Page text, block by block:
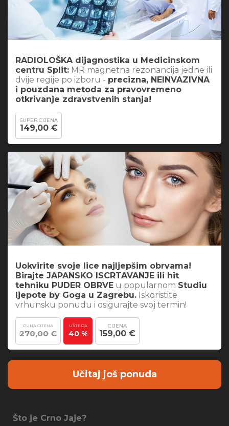
RADIOLOŠKA dijagnostika u Medicinskom
centru Split: MR magnetna rezonancija jedne ili
dvije regije po izboru - precizna, NEINVAZIVNA
i pouzdana metoda za pravovremeno
otkrivanje zdravstvenih stanja!
SUPER CIJENA
149,00 €
Uokvirite svoje lice najljepšim obrvama!
Birajte JAPANSKO ISCRTAVANJE ili hit
tehniku PUDER OBRVE u popularnom Studiu
ljepote by Goga u Zagrebu. Iskoristite
vrhunsku ponudu i osigurajte svoj termin!
PUNA CIJENA
270,00 €
UŠTEDA
40 %
CIJENA
159,00 €
Učitaj još ponuda
Što je Crno Jaje?